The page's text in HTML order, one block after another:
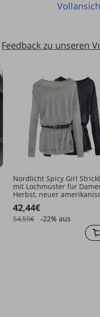
Feedback zu unseren
Nordlicht Spicy Girl
mit Lochmuster für
Herbst, neuer
Stil, sexy schulterfrei,
figurbetont, langärmlig
42,44€
54,59€ -22% aus